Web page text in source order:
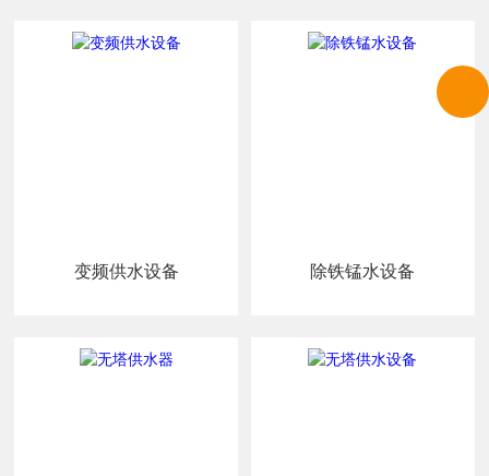
变频供水设备 除铁锰水设备